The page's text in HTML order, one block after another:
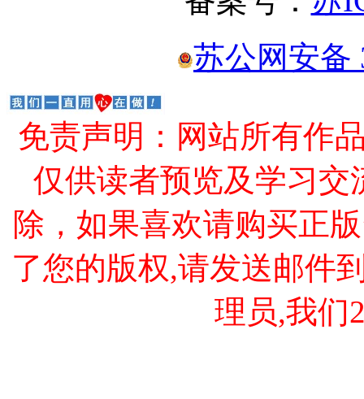
苏公网安备
免责声明：网站所有作
仅供读者预览及学习交
除，如果喜欢请购买正
了您的版权,请发送邮件
理员,我们